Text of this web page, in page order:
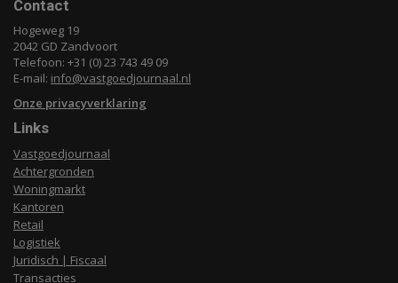
Contact
Hogeweg 19
2042 GD Zandvoort
Telefoon: +31 (0) 23 743 49 09
E-mail: info@vastgoedjournaal.nl
Onze privacyverklaring
Links
Vastgoedjournaal
Achtergronden
Woningmarkt
Kantoren
Retail
Logistiek
Juridisch | Fiscaal
Transacties